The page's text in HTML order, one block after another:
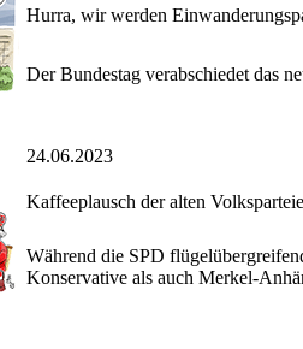
Hurra, wir werden
Der Bundestag verabschiedet das
24.06.2023
Kaffeeplausch der alten
Während die SPD
Konservative als auch Merkel-